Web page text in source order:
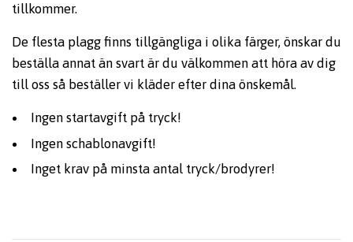
tillkommer.
De flesta plagg finns tillgängliga i olika färger, önskar du
beställa annat än svart är du välkommen att höra av dig
till oss så beställer vi kläder efter dina önskemål.
Ingen startavgift på tryck!
Ingen schablonavgift!
Inget krav på minsta antal tryck/brodyrer!